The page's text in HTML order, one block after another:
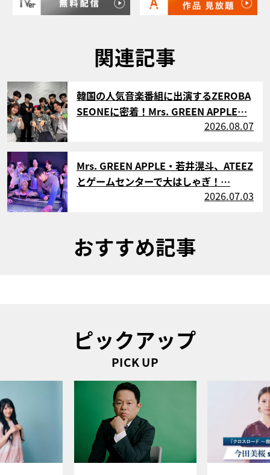
関連記事
サムネイル
韓国の人気音楽番組に出演するZEROBA
SEONEに密着！Mrs. GREEN APPLE…
2026.08.07
サムネイル
Mrs. GREEN APPLE・若井滉斗、ATEEZ
とゲームセンターで大はしゃぎ！…
2026.07.03
おすすめ記事
ピックアップ
PICK UP